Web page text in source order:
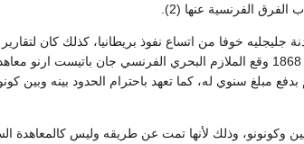
الفرنسية عنها (2).
خوفا من اتساع نفوذ بريطانيا، كذلك كان
مبلغ سنوي له، كما تعهد باحترام الحدود بينه وبين
وكونونو، وذلك لأنها تمت عن طريقه وليس كالمعاهدة